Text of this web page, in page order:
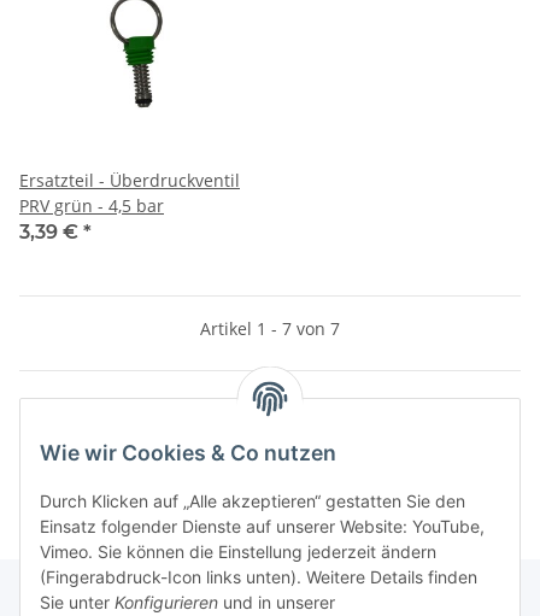
Wie wir Cookies & Co nutzen
Durch Klicken auf „Alle akzeptieren“ gestatten Sie den
Einsatz folgender Dienste auf unserer Website: YouTube,
Vimeo. Sie können die Einstellung jederzeit ändern
(Fingerabdruck-Icon links unten). Weitere Details finden
Sie unter Konfigurieren und in unserer
Ersatzteil - Überdruckventil
PRV grün - 4,5 bar
3,39 € *
Artikel 1 - 7 von 7
Kategorien